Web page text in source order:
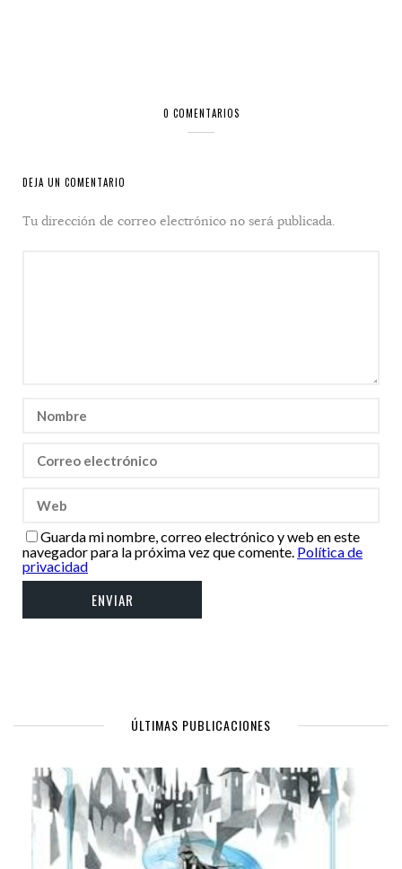
0 COMENTARIOS
DEJA UN COMENTARIO
Tu dirección de correo electrónico no será publicada.
Guarda mi nombre, correo electrónico y web en este
navegador para la próxima vez que comente. Política de
privacidad
ÚLTIMAS PUBLICACIONES